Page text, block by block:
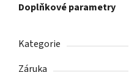
Doplňkové parametry
Kategorie
Záruka